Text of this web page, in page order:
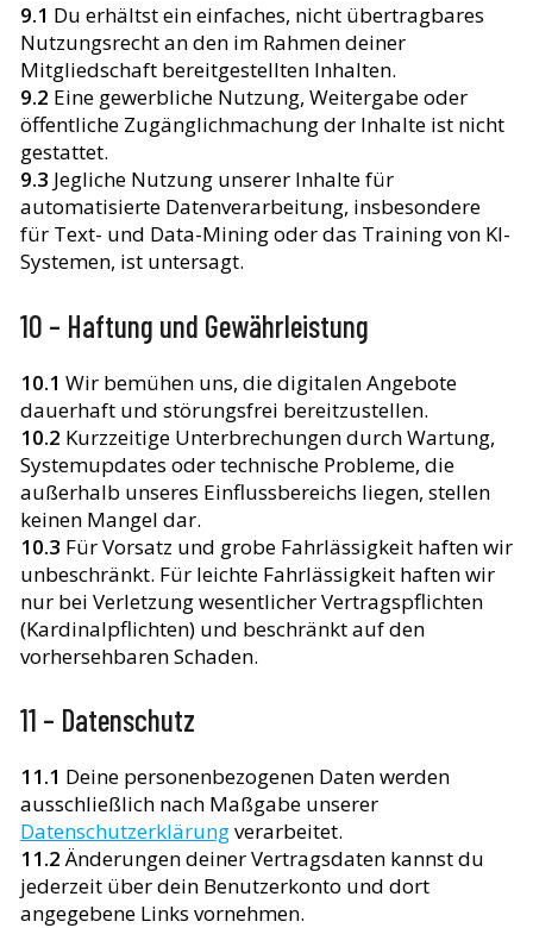
9.1 Du erhältst ein einfaches, nicht übertragbares
Nutzungsrecht an den im Rahmen deiner
Mitgliedschaft bereitgestellten Inhalten.
9.2 Eine gewerbliche Nutzung, Weitergabe oder
öffentliche Zugänglichmachung der Inhalte ist nicht
gestattet.
9.3 Jegliche Nutzung unserer Inhalte für
automatisierte Datenverarbeitung, insbesondere
für Text- und Data-Mining oder das Training von KI-
Systemen, ist untersagt.
10 – Haftung und Gewährleistung
10.1 Wir bemühen uns, die digitalen Angebote
dauerhaft und störungsfrei bereitzustellen.
10.2 Kurzzeitige Unterbrechungen durch Wartung,
Systemupdates oder technische Probleme, die
außerhalb unseres Einflussbereichs liegen, stellen
keinen Mangel dar.
10.3 Für Vorsatz und grobe Fahrlässigkeit haften wir
unbeschränkt. Für leichte Fahrlässigkeit haften wir
nur bei Verletzung wesentlicher Vertragspflichten
(Kardinalpflichten) und beschränkt auf den
vorhersehbaren Schaden.
11 – Datenschutz
11.1 Deine personenbezogenen Daten werden
ausschließlich nach Maßgabe unserer
Datenschutzerklärungverarbeitet.
11.2Änderungen deiner Vertragsdaten kannst du
jederzeit über dein Benutzerkonto und dort
angegebene Links vornehmen.